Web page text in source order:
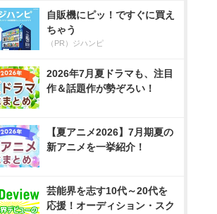
自販機にピッ！ですぐに買え
ちゃう
（PR）ジハンピ
2026年7月夏ドラマも、注目
作＆話題作が勢ぞろい！
【夏アニメ2026】7月期夏の
新アニメを一挙紹介！
芸能界を志す10代～20代を
応援！オーディション・スク